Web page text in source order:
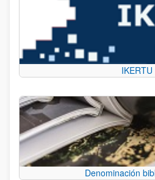
IKERTU
Denominación